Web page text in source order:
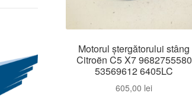
Motorul ștergătorului stâng
Citroën C5 X7 9682755580
53569612 6405LC
605,00 lei